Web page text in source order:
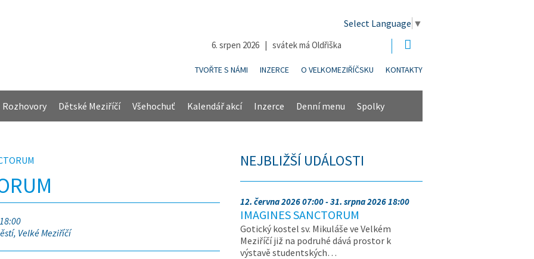
Select Language ▼
6. srpen 2026 | svátek má Oldřiška
TVOŘTE S NÁMI INZERCE O VELKOMEZIŘÍČSKU KONTAKTY
Rozhovory Dětské Meziříčí Všehochuť Kalendář akcí Inzerce Denní menu Spolky
Velké Meziříčí
NEJBLIŽŠÍ UDÁLOSTI
12. června 2026 07:00 - 31. srpna 2026 18:00
IMAGINES SANCTORUM
Gotický kostel sv. Mikuláše ve Velkém
Meziříčí již na podruhé dává prostor k
výstavě studentských…